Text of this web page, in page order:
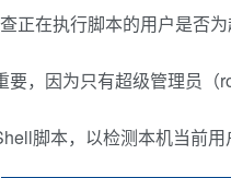
正在执行脚本的用户是否为
，因为只有超级管理员（
脚本，以检测本机当前用